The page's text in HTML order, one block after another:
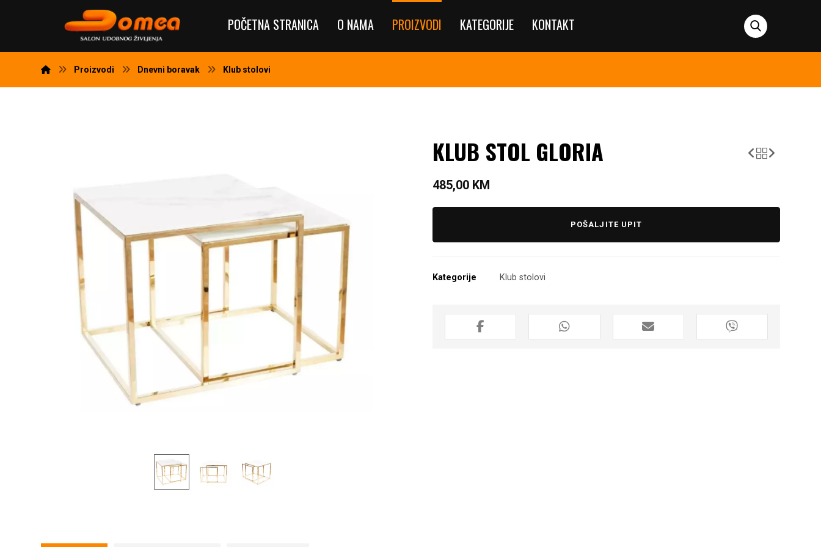
POČETNA STRANICA O NAMA PROIZVODI KATEGORIJE KONTAKT
Proizvodi Dnevni boravak Klub stolovi
KLUB STOL GLORIA
485,00 KM
POŠALJITE UPIT
Kategorije Klub stolovi